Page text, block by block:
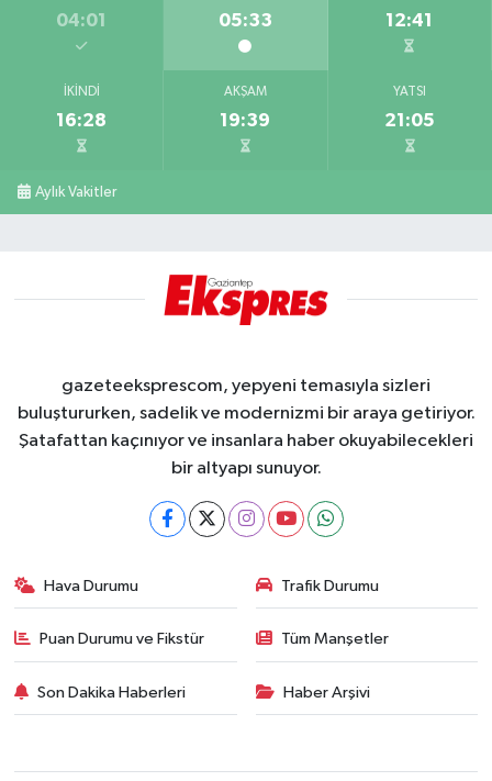
04:01 05:33 12:41
İKINDI
16:28
AKŞAM
19:39
YATSI
21:05
Aylık Vakitler
gazeteeksprescom, yepyeni temasıyla sizleri
buluştururken, sadelik ve modernizmi bir araya getiriyor.
Şatafattan kaçınıyor ve insanlara haber okuyabilecekleri
bir altyapı sunuyor.
Hava Durumu Trafik Durumu
Puan Durumu ve Fikstür Tüm Manşetler
Son Dakika Haberleri Haber Arşivi